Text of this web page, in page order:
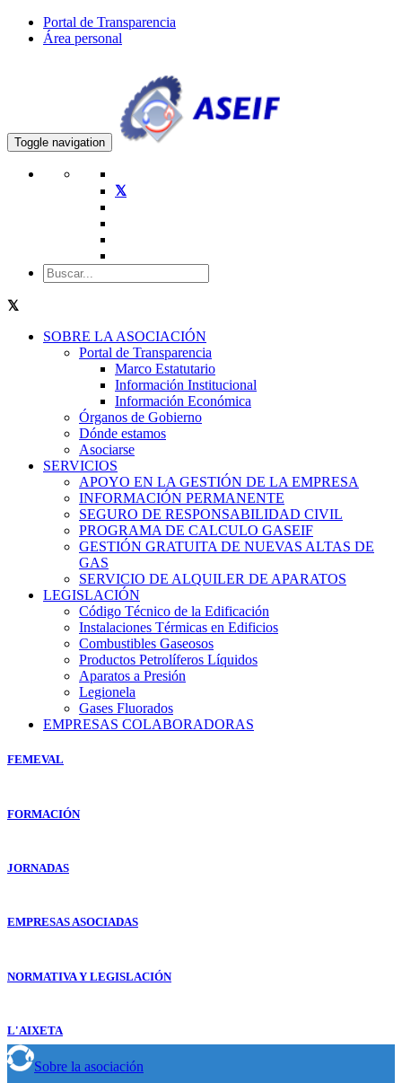
Portal de Transparencia
Área personal
Toggle navigation
SOBRE LA ASOCIACIÓN
Portal de Transparencia
Marco Estatutario
Información Institucional
Información Económica
Órganos de Gobierno
Dónde estamos
Asociarse
SERVICIOS
APOYO EN LA GESTIÓN DE LA EMPRESA
INFORMACIÓN PERMANENTE
SEGURO DE RESPONSABILIDAD CIVIL
PROGRAMA DE CALCULO GASEIF
GESTIÓN GRATUITA DE NUEVAS ALTAS DE
GAS
SERVICIO DE ALQUILER DE APARATOS
LEGISLACIÓN
Código Técnico de la Edificación
Instalaciones Térmicas en Edificios
Combustibles Gaseosos
Productos Petrolíferos Líquidos
Aparatos a Presión
Legionela
Gases Fluorados
EMPRESAS COLABORADORAS
FEMEVAL
FORMACIÓN
JORNADAS
EMPRESAS ASOCIADAS
NORMATIVA Y LEGISLACIÓN
L'AIXETA
Sobre la asociación